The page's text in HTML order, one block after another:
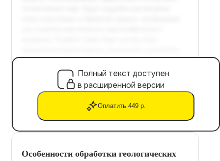
Полный текст доступен
в расширенной версии
Оплатить 449 р.
Особенности обработки геологических